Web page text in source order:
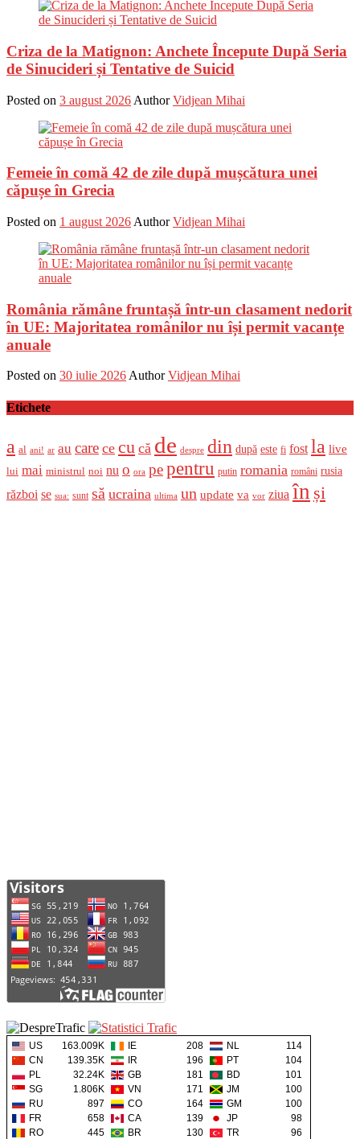
Criza de la Matignon: Anchete Începute După Seria
de Sinucideri și Tentative de Suicid
Posted on 3 august 2026 Author Vidjean Mihai
Femeie în comă 42 de zile după mușcătura unei
căpușe în Grecia
Posted on 1 august 2026 Author Vidjean Mihai
România rămâne fruntașă într-un clasament nedorit
în UE: Majoritatea românilor nu își permit vacanțe
anuale
Posted on 30 iulie 2026 Author Vidjean Mihai
Etichete
a al ani! ar au care ce cu că de despre din după este fi fost la live
lui mai ministrul noi nu o ora pepentru putin romania români rusia
război se sua: sunt să ucraina ultima un update va vor ziua în și
US 163.009K IE 208 NL
114
CN
139.35K IR 196 PT
104
PL
32.24K GB 181 BD
101
SG
1.806K VN 171 JM
100
RU
897 CO 164 GM
100
FR
658 CA 139 JP
98
RO
445 BR 130 TR
96